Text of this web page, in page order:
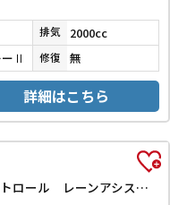
排気 2000cc
ーⅡ 修復 無
詳細はこちら
Z 全周囲カメラ オートクルーズコントロール レーンアシスト パワーシート 衝突被害軽減システム ナビ TV オートマチックハイビーム オートライト LEDヘッドランプ ヘッドライトウォッシャー